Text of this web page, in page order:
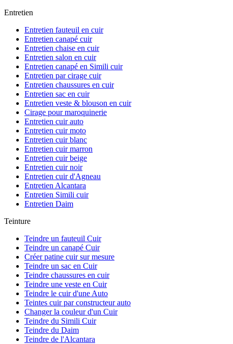
Entretien
Entretien fauteuil en cuir
Entretien canapé cuir
Entretien chaise en cuir
Entretien salon en cuir
Entretien canapé en Simili cuir
Entretien par cirage cuir
Entretien chaussures en cuir
Entretien sac en cuir
Entretien veste & blouson en cuir
Cirage pour maroquinerie
Entretien cuir auto
Entretien cuir moto
Entretien cuir blanc
Entretien cuir marron
Entretien cuir beige
Entretien cuir noir
Entretien cuir d'Agneau
Entretien Alcantara
Entretien Simili cuir
Entretien Daim
Teinture
Teindre un fauteuil Cuir
Teindre un canapé Cuir
Créer patine cuir sur mesure
Teindre un sac en Cuir
Teindre chaussures en cuir
Teindre une veste en Cuir
Teindre le cuir d'une Auto
Teintes cuir par constructeur auto
Changer la couleur d'un Cuir
Teindre du Simili Cuir
Teindre du Daim
Teindre de l'Alcantara